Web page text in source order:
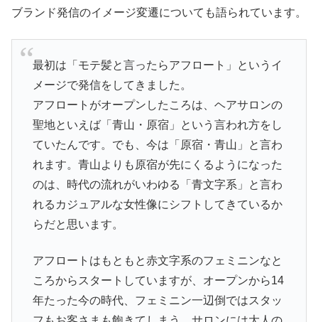
ブランド発信のイメージ変遷についても語られています。
最初は「モテ髪と言ったらアフロート」というイ
メージで発信をしてきました。
アフロートがオープンしたころは、ヘアサロンの
聖地といえば「青山・原宿」という言われ方をし
ていたんです。でも、今は「原宿・青山」と言わ
れます。青山よりも原宿が先にくるようになった
のは、時代の流れがいわゆる「青文字系」と言わ
れるカジュアルな女性像にシフトしてきているか
らだと思います。
アフロートはもともと赤文字系のフェミニンなと
ころからスタートしていますが、オープンから14
年たった今の時代、フェミニン一辺倒ではスタッ